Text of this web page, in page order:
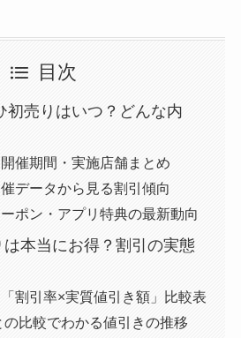
目次
初売りはいつ？どんな内
催期間・実施店舗まとめ
データから見る割引傾向
ポン・アプリ特典の最新動向
本当にお得？割引の実態
割引率×実質値引き額」比較表
の比較でわかる値引きの推移